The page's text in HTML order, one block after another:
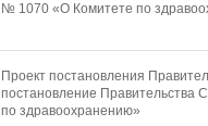
№ 1070 «О Комитете по
Проект постановления
постановление Правительства
по здравоохранению»